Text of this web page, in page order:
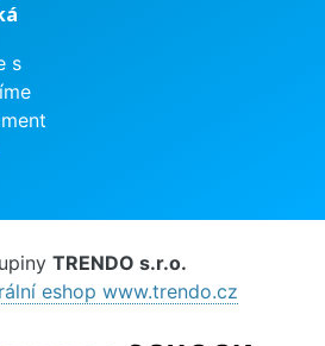
s
TRENDO s.r.o.
eshop www.trendo.cz